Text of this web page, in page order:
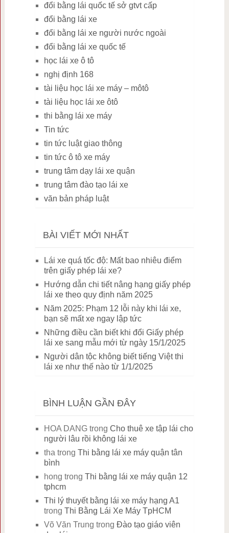
đổi bằng lái quốc tế sở gtvt cấp
đổi bằng lái xe
đổi bằng lái xe người nước ngoài
đổi bằng lái xe quốc tế
học lái xe ô tô
nghị định 168
tài liệu học lái xe máy – môtô
tài liệu học lái xe ôtô
thi bằng lái xe máy
Tin tức
tin tức luật giao thông
tin tức ô tô xe máy
trung tâm dạy lái xe quận
trung tâm đào tạo lái xe
văn bản pháp luật
BÀI VIẾT MỚI NHẤT
Lái xe quá tốc độ: Mất bao nhiêu điểm
trên giấy phép lái xe?
Hướng dẫn chi tiết nâng hạng giấy phép
lái xe theo quy định năm 2025
Năm 2025: Phạm 12 lỗi này khi lái xe,
bạn sẽ mất xe ngay lập tức
Những điều cần biết khi đổi Giấy phép
lái xe sang mẫu mới từ ngày 15/1/2025
Người dân tộc không biết tiếng Việt thi
lái xe như thế nào từ 1/1/2025
BÌNH LUẬN GẦN ĐÂY
HOA DANGtrong Cho thuê xe tập lái cho
người lâu rồi không lái xe
tha trong Thi bằng lái xe máy quận tân
bình
hong trong Thi bằng lái xe máy quận 12
tphcm
Thi lý thuyết bằng lái xe máy hạng A1
trong Thi Bằng Lái Xe Máy TpHCM
Võ Văn Trung trong Đào tạo giáo viên